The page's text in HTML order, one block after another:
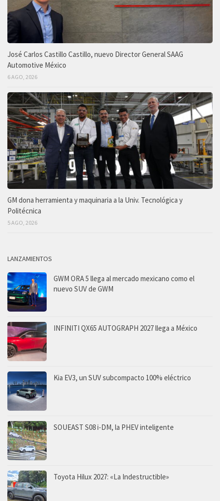
José Carlos Castillo Castillo, nuevo Director General SAAG
Automotive México
6 AGO, 2026
GM dona herramienta y maquinaria a la Univ. Tecnológica y
Politécnica
5 AGO, 2026
LANZAMIENTOS
GWM ORA 5 llega al mercado mexicano como el
nuevo SUV de GWM
INFINITI QX65 AUTOGRAPH 2027 llega a México
Kia EV3, un SUV subcompacto 100% eléctrico
SOUEAST S08 i-DM, la PHEV inteligente
Toyota Hilux 2027: «La Indestructible»